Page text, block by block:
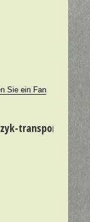
Sie ein Fan
transporte.de